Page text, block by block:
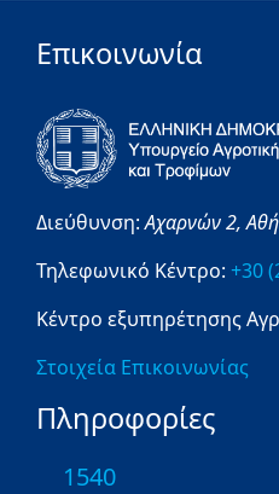
Επικοινωνία
Διεύθυνση:Αχαρνών 2,
Τηλεφωνικό Κέντρο: +30
Κέντρο εξυπηρέτησης
Στοιχεία Επικοινωνίας
Πληροφορίες
1540